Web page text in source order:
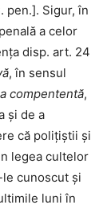
pen.]. Sigur, în
a celor
disp. art. 24
, în sensul
compententă,
și de a
că polițiștii și
legea cultelor
cunoscut și
luni în